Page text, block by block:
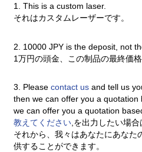
1. This is a custom laser.
それはカスタムレーザーです。
2. 10000 JPY is the deposit, not
1万円の頭金、この制品の最終価格
3. Pleasecontact usand tell us
then we can offer you a
we can offer you a quotation
教えてください,を出力したい場合
それから、我々はあなたにあなた
供することができます。